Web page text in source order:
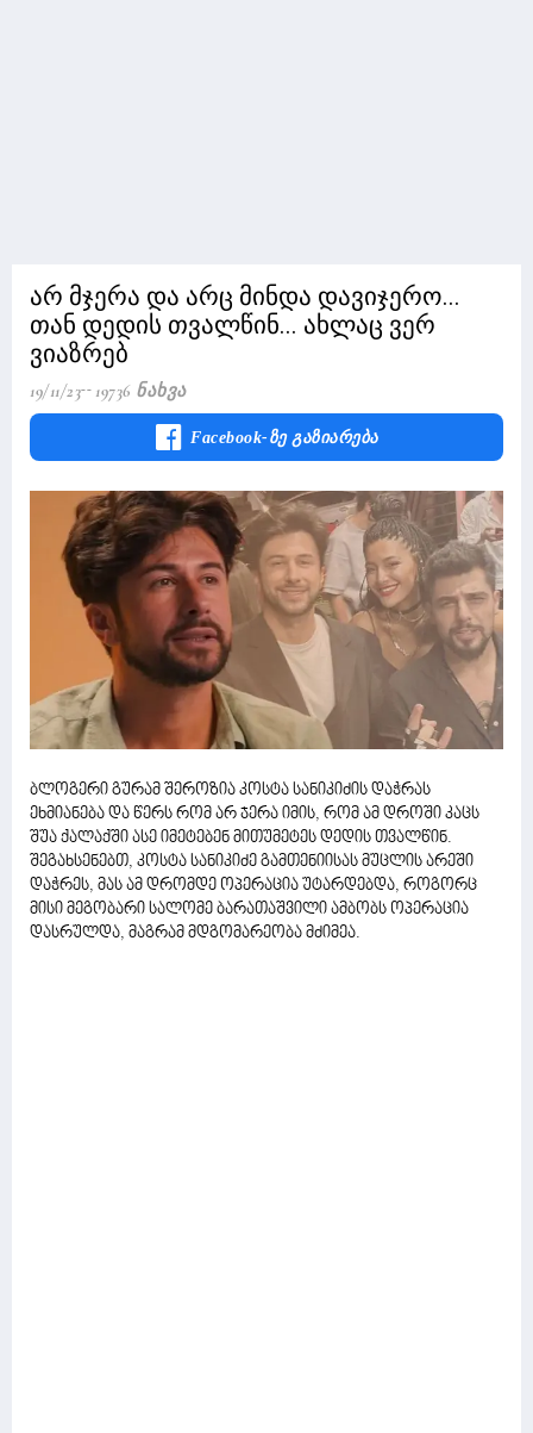
არ მჯერა და არც მინდა დავიჯერო...
თან დედის თვალწინ... ახლაც ვერ
ვიაზრებ
19/11/23 19736 Ნახვა
Facebook-Ზე Გაზიარება
ბლოგერი გურამ შეროზია კოსტა სანიკიძის დაჭრას
ეხმიანება და წერს რომ არ ჯერა იმის, რომ ამ დროში კაცს
შუა ქალაქში ასე იმეტებენ მითუმეტეს დედის თვალწინ.
შეგახსენებთ, კოსტა სანიკიძე გამთენიისას მუცლის არეში
დაჭრეს, მას ამ დრომდე ოპერაცია უტარდებდა, როგორც
მისი მეგობარი სალომე ბარათაშვილი ამბობს ოპერაცია
დასრულდა, მაგრამ მდგომარეობა მძიმეა.